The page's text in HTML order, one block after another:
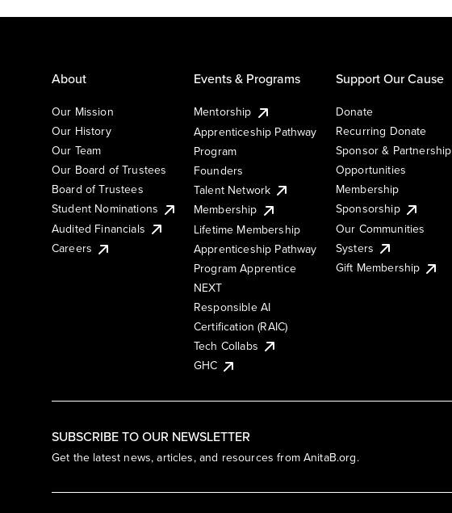
SUBSCRIBE TO OUR NEWSLETTER
Get the latest news, articles, and resources from AnitaB.org.
About
Our Mission
Our History
Our Team
Our Board of Trustees
Board of Trustees
Student Nominations
Audited Financials
Careers
Events & Programs
Mentorship
Apprenticeship Pathway
Program
Founders
Talent Network
Membership
Lifetime Membership
Apprenticeship Pathway
Program Apprentice
NEXT
Responsible AI
Certification (RAIC)
Tech Collabs
GHC
Support Our Cause
Donate
Recurring Donate
Sponsor & Partnership
Opportunities
Membership
Sponsorship
Our Communities
Systers
Gift Membership